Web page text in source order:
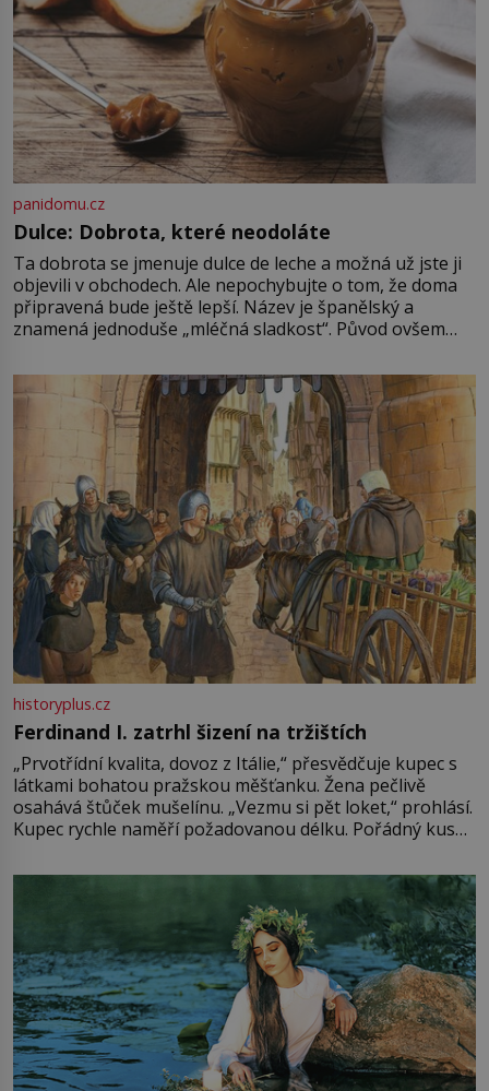
panidomu.cz
Dulce: Dobrota, které neodoláte
Ta dobrota se jmenuje dulce de leche a možná už jste ji
objevili v obchodech. Ale nepochybujte o tom, že doma
připravená bude ještě lepší. Název je španělský a
znamená jednoduše „mléčná sladkost“. Původ ovšem
pře hned několik latinskoamerických zemí a k tomu
Francie, kde se traduje,
historyplus.cz
Ferdinand I. zatrhl šizení na tržištích
„Prvotřídní kvalita, dovoz z Itálie,“ přesvědčuje kupec s
látkami bohatou pražskou měšťanku. Žena pečlivě
osahává štůček mušelínu. „Vezmu si pět loket,“ prohlásí.
Kupec rychle naměří požadovanou délku. Pořádný kus
milostpaní. Stačí jenom na sukni,“ zhodnotí švadlena
množství růžového mušelínu. „Ošidili vás, podívejte.“